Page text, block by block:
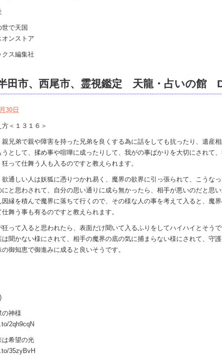
で天国
オンストア
クス編集社
田市、西尾市、霊視鑑定 天龍・占いの館
様ｖｓ地獄の神様、宇宙の真理で未来は希望
あの世で天国。
30日
＜１３１６＞
兄弟で親や障害を持った兄弟を良くする為に話をしても抗ったり、遺産
として、揉め事や喧嘩に成ったりして、我がの事ばかりを大切にされて
って仕舞う人も入るのですと教えられます。
通しい人は妖狐に憑りつかれ易く、魔界の欲界に引っ張られて、こうなっ
にと思わされて、自分の思い通りに成ら無かったら、相手が悪いのだと思
因縁を積んで魔界に落ちて行くので、その様な人の事を考えて入ると、魔
舞う事も有るのですと教えられます。
って入ると思われたら、表面だけ聞いて入るふりをしてハイハイとそう
聞かない様にされて、相手の魔界の底の気に捕まらない様にされて、守
御知恵で御進みに成ると良いそうです。
の神様
2qh9cqN
は希望の光
35zyBvH